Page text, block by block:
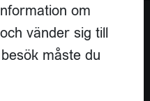
om
vänder sig till
måste du